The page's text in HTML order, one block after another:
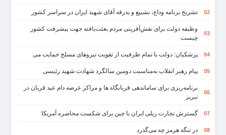
02 تشریح برنامه وداع، تشییع و بدرقه آقای شهید ایران در سراسر کشور
03
وظیفه دولت برای نقش‌آفرینی مردم بعثت‌یافته جهت پیشرفت کشور
چیست
04 پزشکیان: دولت با تمام ظرفیت از تقویت نیروهای مسلح حمایت می
05 پیام رهبر انقلاب به‌مناسبت دومین سالگرد شهادت شهید رئیسی
06
برنامه‌ریزی برای ساماندهی قربانگاه ها و مراکز عرضه دام عید قربان در
تبریز
07 گسترش تجارت ریلی ایران با چین برای شکست محاصره آمریکا
08 در تنگه هرمز چه می‌گذرد